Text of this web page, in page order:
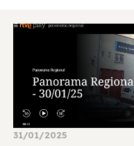
31/01/2025